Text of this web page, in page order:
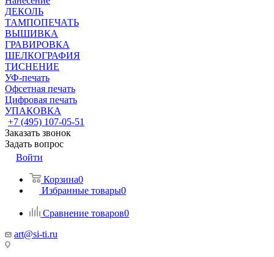
ДЕКОЛЬ
ТАМПОПЕЧАТЬ
ВЫШИВКА
ГРАВИРОВКА
ШЕЛКОГРАФИЯ
ТИСНЕНИЕ
УФ-печать
Офсетная печать
Цифровая печать
УПАКОВКА
+7 (495) 107-05-51
Заказать звонок
Задать вопрос
Войти
Корзина0
Избранные товары0
Сравнение товаров0
art@si-ti.ru